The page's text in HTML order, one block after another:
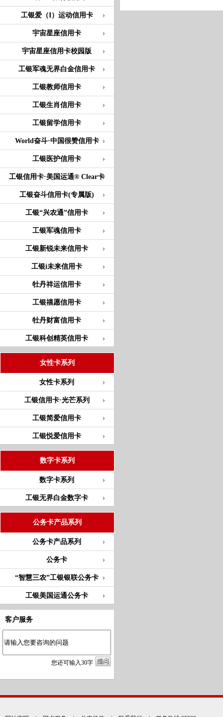
工银爱（I）运动信用卡
宇宙星座信用卡
宇宙星座信用卡校园版
工银军魂无界白金信用卡
工银教师信用卡
工银生肖信用卡
工银留学信用卡
World奋斗·中国很赞信用卡
工银医护信用卡
工银信用卡·美国运通® Clear卡
工银奋斗信用卡(专属版)
工银“兴农通”信用卡
工银军魂信用卡
工银新锐未来信用卡
工银i未来信用卡
牡丹祥运信用卡
工银禧愿信用卡
牡丹财富信用卡
工银科创精英信用卡
女性卡系列
女性卡系列
工银信用卡·光芒系列
工银简爱信用卡
工银悦爱信用卡
数字卡系列
数字卡系列
工银无界白金数字卡
公务卡产品系列
公务卡产品系列
公务卡
“智慧三农”工银银联公务卡
工银美国运通公务卡
客户服务
您还可输入30字